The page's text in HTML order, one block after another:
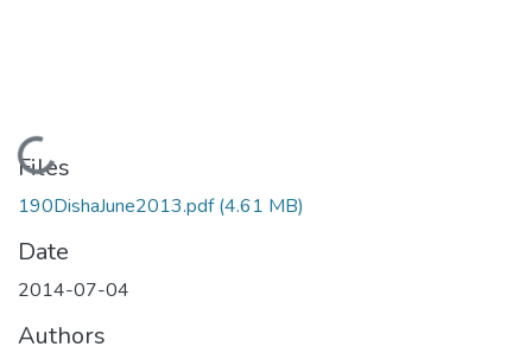
Loading...
Files
190DishaJune2013.pdf(4.61 MB)
Date
2014-07-04
Authors